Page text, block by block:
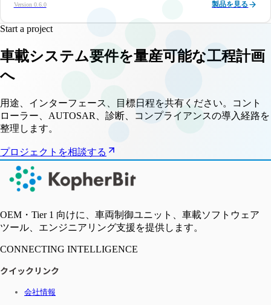
Version 0.6.0 製品を見る
Start a project
車載システム要件を量産可能な工程計画
へ
用途、インターフェース、目標日程を共有ください。コント
ローラー、AUTOSAR、診断、コンプライアンスの導入経路を
整理します。
プロジェクトを相談する
OEM・Tier 1 向けに、車両制御ユニット、車載ソフトウェア
ツール、エンジニアリング支援を提供します。
CONNECTING INTELLIGENCE
クイックリンク
会社情報